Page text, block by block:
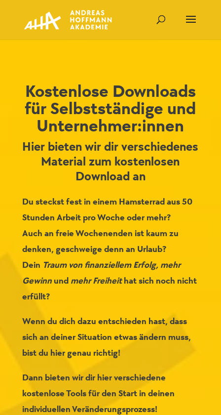
Kostenlose Downloads
für Selbstständige und
Unternehmer:innen
Hier bieten wir dir verschiedenes
Material zum kostenlosen
Download an
Du steckst fest in einem Hamsterrad aus 50
Stunden Arbeit pro Woche oder mehr?
Auch an freie Wochenenden ist kaum zu
denken, geschweige denn an Urlaub?
Dein Traum von finanziellem Erfolg, mehr
Gewinnund mehr Freiheit hat sich noch nicht
erfüllt?
Wenn du dich dazu entschieden hast, dass
sich an deiner Situation etwas ändern muss,
bist du hier genau richtig!
Dann bieten wir dir hier verschiedene
kostenlose Toolsfür den Start in deinen
individuellen Veränderungsprozess!